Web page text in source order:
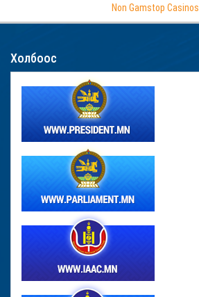
Non Gamstop Casinos
Холбоос